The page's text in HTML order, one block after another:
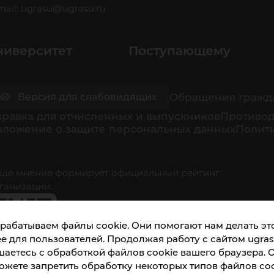
файлы cookie. Они помогают нам делать
для пользователей. Продолжая работу с сайтом
с обработкой файлов cookie вашего браузера.
запретить обработку некоторых типов файлов
ugrasu@ugrasu.ru
Поступающему
мнение формирует официальный рейтинг
доступна по QR-коду, а так же по прямой